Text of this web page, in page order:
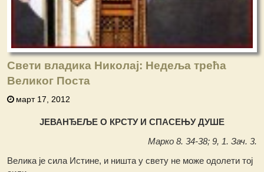
Свети владика Николај: Недеља трећа
Великог Поста
март 17, 2012
ЈЕВАНЂЕЉЕ О КРСТУ И СПАСЕЊУ ДУШЕ
Марко 8. 34-38; 9, 1. Зач. 3.
Велика је сила Истине, и ништа у свету не може одолети тој